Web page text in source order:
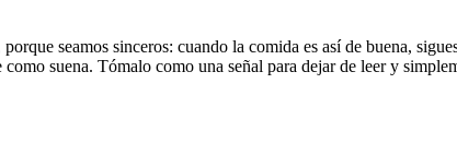
seamos sinceros: cuando la comida es así de buena,
suena. Tómalo como una señal para dejar de leer y